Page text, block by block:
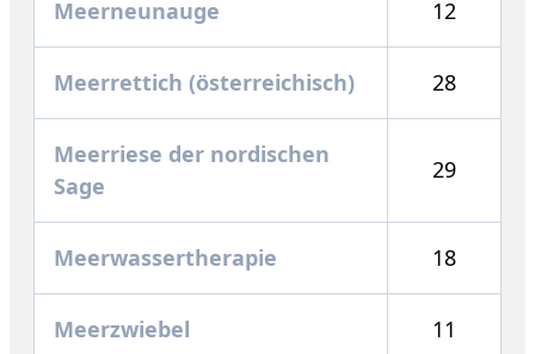
Meerneunauge 12
Meerrettich (österreichisch) 28
Meerriese der nordischen
Sage
29
Meerwassertherapie 18
Meerzwiebel 11